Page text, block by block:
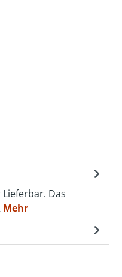
gewünschten
Das
Mehr